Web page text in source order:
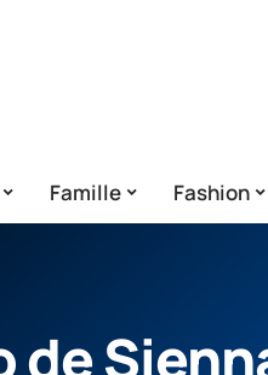
Famille Fashion
de